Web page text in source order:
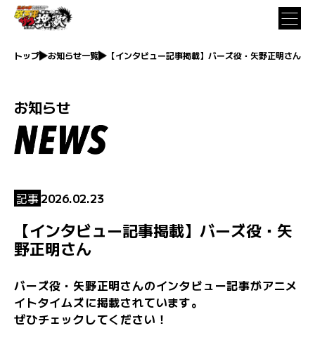
トップ お知らせ一覧 【インタビュー記事掲載】バーズ役・矢野正明さん
お知らせ
記事2026.02.23
【インタビュー記事掲載】バーズ役・矢
野正明さん
バーズ役・矢野正明さんのインタビュー記事がアニメ
イトタイムズに掲載されています。
ぜひチェックしてください！